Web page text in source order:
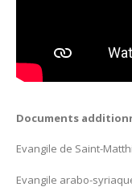
Documents
Evangile de Saint-
Evangile arabo-